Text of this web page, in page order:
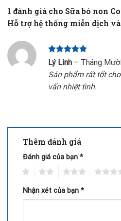
1 đánh giá cho Sữa bò non
Hỗ trợ hệ thống miễn dịch
Được xếp
hạng
sao
Lý Linh – Tháng
Sản phẩm rất tốt
vấn nhiệt tình.
Thêm đánh giá
Đánh giá của bạn *
Nhận xét của bạn *